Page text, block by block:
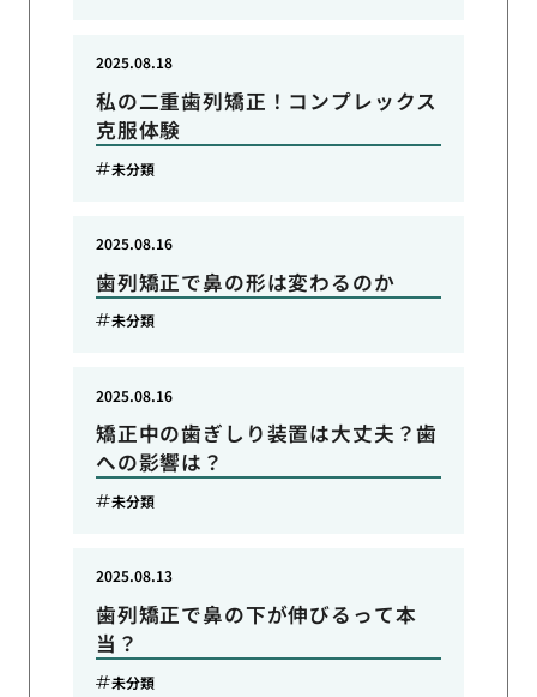
私の二重歯列矯正！コンプレックス
克服体験
2025.08.18
未分類
歯列矯正で鼻の形は変わるのか
2025.08.16
未分類
矯正中の歯ぎしり装置は大丈夫？歯
への影響は？
2025.08.16
未分類
歯列矯正で鼻の下が伸びるって本
当？
2025.08.13
未分類